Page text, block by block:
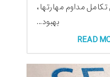
مداوم مهارتها،
بهبود...
READ